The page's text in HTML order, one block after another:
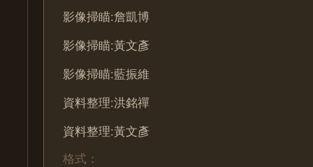
影像掃瞄:詹凱博
影像掃瞄:黃文彥
影像掃瞄:藍振維
資料整理:洪銘禪
資料整理:黃文彥
格式：